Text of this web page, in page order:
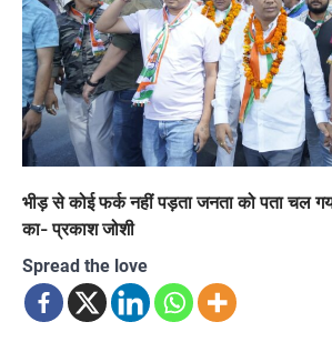
भीड़ से कोई फर्क नहीं पड़ता जनता को पता चल
का- प्रकाश जोशी
Spread the love